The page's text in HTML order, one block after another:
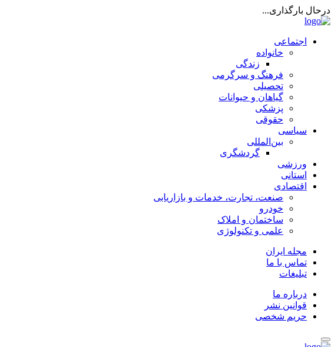
درحال بارگذاری...
اجتماعی
خانواده
زندگی
فرهنگ و سرگرمی
تحصیلی
گیاهان و حیوانات
پزشکی
حقوقی
سیاسی
بین‌المللی
گردشگری
ورزشی
استانی
اقتصادی
صنعت، تجارت، خدمات و بازاریابی
خودرو
ساختمان و املاک
علمی و تکنولوژی
مجله ایران
تماس با ما
تبلیغات
درباره ما
قوانین نشر
حریم شخصی